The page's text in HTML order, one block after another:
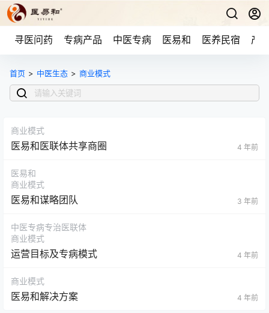
寻医问药 专病产品 中医专病 医易和 医养民宿 产
首页 > 中医生态 > 商业模式
商业模式
医易和医联体共享商圈 4 年前
医易和
商业模式
医易和谋略团队 3 年前
中医专病专治医联体
商业模式
运营目标及专病模式 4 年前
商业模式
医易和解决方案 4 年前